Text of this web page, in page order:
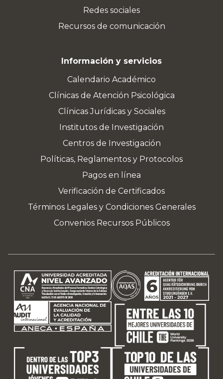
Redes sociales
Recursos de comunicación
Información y servicios
Calendario Académico
Clínicas de Atención Psicológica
Clínicas Jurídicas y Sociales
Institutos de Investigación
Centros de Investigación
Políticas, Reglamentos y Protocolos
Pagos en línea
Verificación de Certificados
Términos Legales y Condiciones Generales
Convenios Recursos Públicos